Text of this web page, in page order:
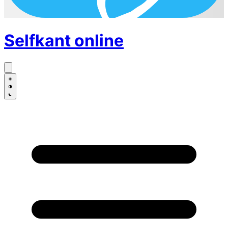
Selfkant online